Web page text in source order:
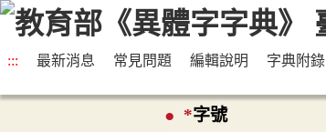
::: 最新消息 常見問題 編輯說明 字典附錄
*字號